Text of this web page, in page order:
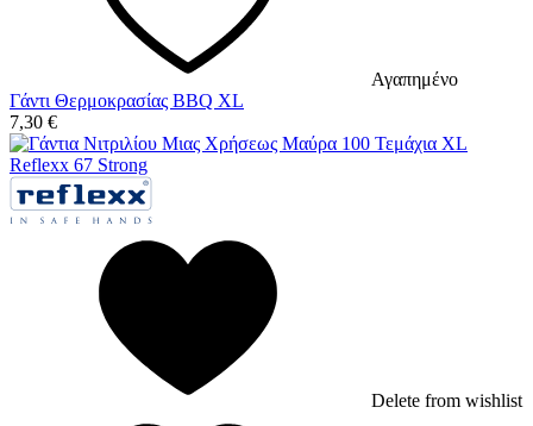
Αγαπημένο
Γάντι Θερμοκρασίας BBQ XL
7,30 €
Delete from wishlist